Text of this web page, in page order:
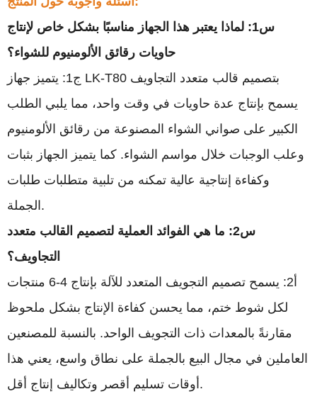
س1: لماذا يعتبر هذا الجهاز مناسبًا بشكل خاص لإنتاج
حاويات رقائق الألومنيوم للشواء؟
ج1: يتميز جهاز LK-T80 بتصميم قالب متعدد التجاويف
يسمح بإنتاج عدة حاويات في وقت واحد، مما يلبي الطلب
الكبير على صواني الشواء المصنوعة من رقائق الألومنيوم
وعلب الوجبات خلال مواسم الشواء. كما يتميز الجهاز بثبات
وكفاءة إنتاجية عالية تمكنه من تلبية متطلبات طلبات
الجملة.
س2: ما هي الفوائد العملية لتصميم القالب متعدد
التجاويف؟
أ2: يسمح تصميم التجويف المتعدد للآلة بإنتاج 4-6 منتجات
لكل شوط ختم، مما يحسن كفاءة الإنتاج بشكل ملحوظ
مقارنةً بالمعدات ذات التجويف الواحد. بالنسبة للمصنعين
العاملين في مجال البيع بالجملة على نطاق واسع، يعني هذا
أوقات تسليم أقصر وتكاليف إنتاج أقل.